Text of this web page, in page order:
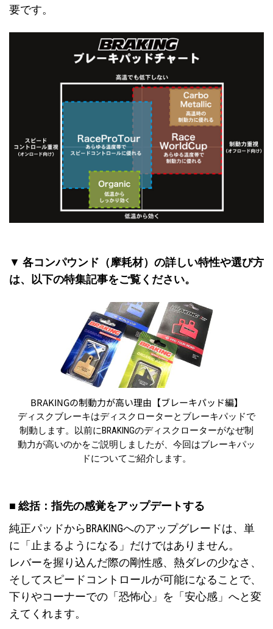
要です。
▼ 各コンパウンド（摩耗材）の詳しい特性や選び方
は、以下の特集記事をご覧ください。
BRAKINGの制動力が高い理由【ブレーキパッド編】
ディスクブレーキはディスクローターとブレーキパッドで
制動します。以前にBRAKINGのディスクローターがなぜ制
動力が高いのかをご説明しましたが、今回はブレーキパッ
ドについてご紹介します。
■ 総括：指先の感覚をアップデートする
純正パッドからBRAKINGへのアップグレードは、単
に「止まるようになる」だけではありません。
レバーを握り込んだ際の剛性感、熱ダレの少なさ、
そしてスピードコントロールが可能になることで、
下りやコーナーでの「恐怖心」を「安心感」へと変
えてくれます。